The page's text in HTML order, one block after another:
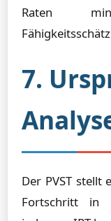
Raten
7.
Der PVST stellt
Fortschritt in